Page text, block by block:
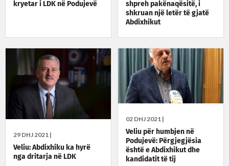
kryetar i LDK në Podujevë
shpreh pakënaqësitë, i
shkruan një letër të gjatë
Abdixhikut
29 DHJ 2021 |
Veliu: Abdixhiku ka hyrë
nga dritarja në LDK
02 DHJ 2021 |
Veliu për humbjen në
Podujevë: Përgjegjësia
është e Abdixhikut dhe
kandidatit të tij